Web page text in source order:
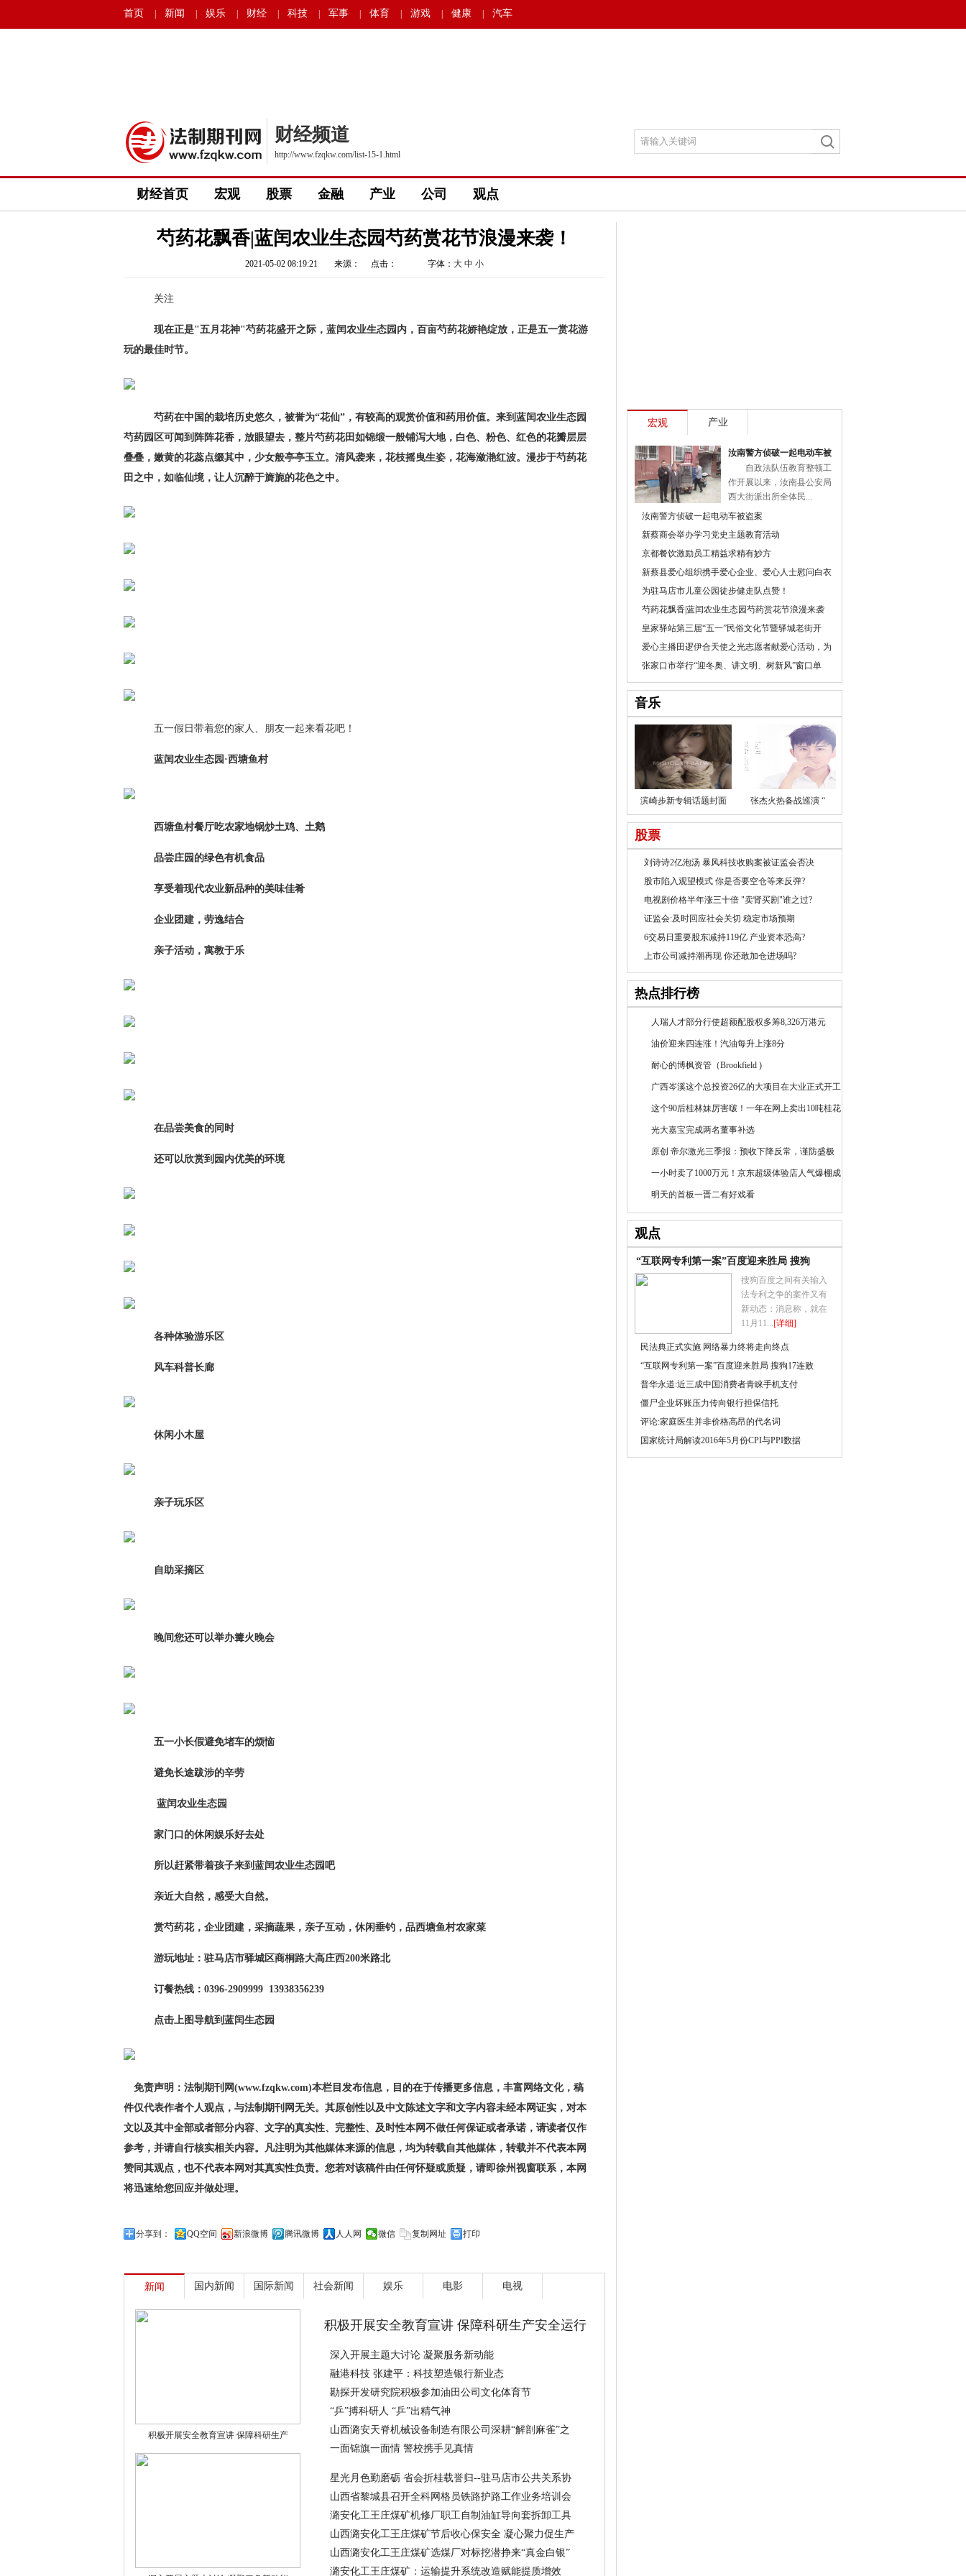
首页 新闻 娱乐 财经 科技 军事 体育 游戏 健康 汽车
财经频道
http://www.fzqkw.com/list-15-1.html
财经首页 宏观 股票 金融 产业 公司 观点
芍药花飘香|蓝闰农业生态园芍药赏花节浪漫来袭！
2021-05-02 08:19:21 来源： 点击： 字体： 大 中 小
关注
现在正是"五月花神"芍药花盛开之际，蓝闰农业生态园内，百亩芍药花娇艳绽放，正是五一赏花游
玩的最佳时节。
芍药在中国的栽培历史悠久，被誉为“花仙”，有较高的观赏价值和药用价值。来到蓝闰农业生态园
芍药园区可闻到阵阵花香，放眼望去，整片芍药花田如锦缎一般铺泻大地，白色、粉色、红色的花瓣层层
叠叠，嫩黄的花蕊点缀其中，少女般亭亭玉立。清风袭来，花枝摇曳生姿，花海潋滟红波。漫步于芍药花
田之中，如临仙境，让人沉醉于旖旎的花色之中。
五一假日带着您的家人、朋友一起来看花吧！
蓝闰农业生态园·西塘鱼村
西塘鱼村餐厅吃农家地锅炒土鸡、土鹅
品尝庄园的绿色有机食品
享受着现代农业新品种的美味佳肴
企业团建，劳逸结合
亲子活动，寓教于乐
在品尝美食的同时
还可以欣赏到园内优美的环境
各种体验游乐区
风车科普长廊
休闲小木屋
亲子玩乐区
自助采摘区
晚间您还可以举办篝火晚会
五一小长假避免堵车的烦恼
避免长途跋涉的辛劳
蓝闰农业生态园
家门口的休闲娱乐好去处
所以赶紧带着孩子来到蓝闰农业生态园吧
亲近大自然，感受大自然。
赏芍药花，企业团建，采摘蔬果，亲子互动，休闲垂钓，品西塘鱼村农家菜
游玩地址：驻马店市驿城区商桐路大高庄西200米路北
订餐热线：0396-2909999 13938356239
点击上图导航到蓝闰生态园
免责声明：法制期刊网(www.fzqkw.com)本栏目发布信息，目的在于传播更多信息，丰富网络文化，稿
件仅代表作者个人观点，与法制期刊网无关。其原创性以及中文陈述文字和文字内容未经本网证实，对本
文以及其中全部或者部分内容、文字的真实性、完整性、及时性本网不做任何保证或者承诺，请读者仅作
参考，并请自行核实相关内容。凡注明为其他媒体来源的信息，均为转载自其他媒体，转载并不代表本网
赞同其观点，也不代表本网对其真实性负责。您若对该稿件由任何怀疑或质疑，请即徐州视窗联系，本网
将迅速给您回应并做处理。
分享到： QQ空间 新浪微博 腾讯微博 人人网 微信 复制网址 打印
新闻 国内新闻 国际新闻 社会新闻 娱乐 电影 电视
积极开展安全教育宣讲 保障科研生产
积极开展安全教育宣讲 保障科研生产安全运行
深入开展主题大讨论 凝聚服务新动能
融港科技 张建平：科技塑造银行新业态
勘探开发研究院积极参加油田公司文化体育节
“乒”搏科研人 “乒”出精气神
山西潞安天脊机械设备制造有限公司深耕“解剖麻雀”之
一面锦旗一面情 警校携手见真情
星光月色勤磨砺 省会折桂载誉归--驻马店市公共关系协
山西省黎城县召开全科网格员铁路护路工作业务培训会
潞安化工王庄煤矿机修厂职工自制油缸导向套拆卸工具
山西潞安化工王庄煤矿节后收心保安全 凝心聚力促生产
山西潞安化工王庄煤矿选煤厂对标挖潜挣来“真金白银”
潞安化工王庄煤矿：运输提升系统改造赋能提质增效
宏观 产业
汝南警方侦破一起电动车被
自政法队伍教育整顿工
作开展以来，汝南县公安局
西大街派出所全体民...
汝南警方侦破一起电动车被盗案
新蔡商会举办学习党史主题教育活动
京都餐饮激励员工精益求精有妙方
新蔡县爱心组织携手爱心企业、爱心人士慰问白衣
为驻马店市儿童公园徒步健走队点赞！
芍药花飘香|蓝闰农业生态园芍药赏花节浪漫来袭
皇家驿站第三届“五一”民俗文化节暨驿城老街开
爱心主播田逻伊合天使之光志愿者献爱心活动，为
张家口市举行“迎冬奥、讲文明、树新风”窗口单
音乐
滨崎步新专辑话题封面 张杰火热备战巡演 “
股票
刘诗诗2亿泡汤 暴风科技收购案被证监会否决
股市陷入观望模式 你是否要空仓等来反弹?
电视剧价格半年涨三十倍 "卖肾买剧"谁之过?
证监会:及时回应社会关切 稳定市场预期
6交易日重要股东减持119亿 产业资本恐高?
上市公司减持潮再现 你还敢加仓进场吗?
热点排行榜
人瑞人才部分行使超额配股权多筹8,326万港元
油价迎来四连涨！汽油每升上涨8分
耐心的博枫资管（Brookfield )
广西岑溪这个总投资26亿的大项目在大业正式开工
这个90后桂林妹厉害啵！一年在网上卖出10吨桂花
光大嘉宝完成两名董事补选
原创 帝尔激光三季报：预收下降反常，谨防盛极
一小时卖了1000万元！京东超级体验店人气爆棚成
明天的首板一晋二有好戏看
观点
“互联网专利第一案”百度迎来胜局 搜狗
搜狗百度之间有关输入
法专利之争的案件又有
新动态：消息称，就在
11月11...[详细]
民法典正式实施 网络暴力终将走向终点
“互联网专利第一案”百度迎来胜局 搜狗17连败
普华永道:近三成中国消费者青睐手机支付
僵尸企业坏账压力传向银行担保信托
评论:家庭医生并非价格高昂的代名词
国家统计局解读2016年5月份CPI与PPI数据